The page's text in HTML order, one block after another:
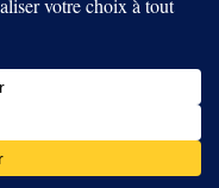
en
pour
public et une expertise
enjeux juridiques,
actifs numériques, avec un